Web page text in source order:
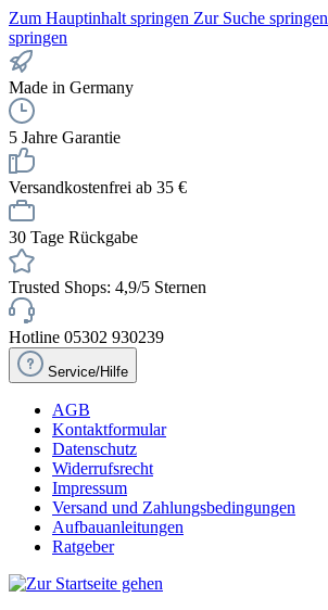
Zum Hauptinhalt springen Zur Suche springen
springen
Made in Germany
5 Jahre Garantie
Versandkostenfrei ab 35 €
30 Tage Rückgabe
Trusted Shops: 4,9/5 Sternen
Hotline 05302 930239
Service/Hilfe
AGB
Kontaktformular
Datenschutz
Widerrufsrecht
Impressum
Versand und Zahlungsbedingungen
Aufbauanleitungen
Ratgeber